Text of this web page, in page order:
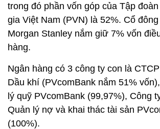
trong đó phần vốn góp của Tập
gia Việt Nam (PVN) là 52%. Cổ
Morgan Stanley nắm giữ 7% vốn
hàng.
Ngân hàng có 3 công ty con là
Dầu khí (PVcomBank nắm 51%
lý quỹ PVcomBank (99,97%), Công
Quản lý nợ và khai thác tài sản
(100%).